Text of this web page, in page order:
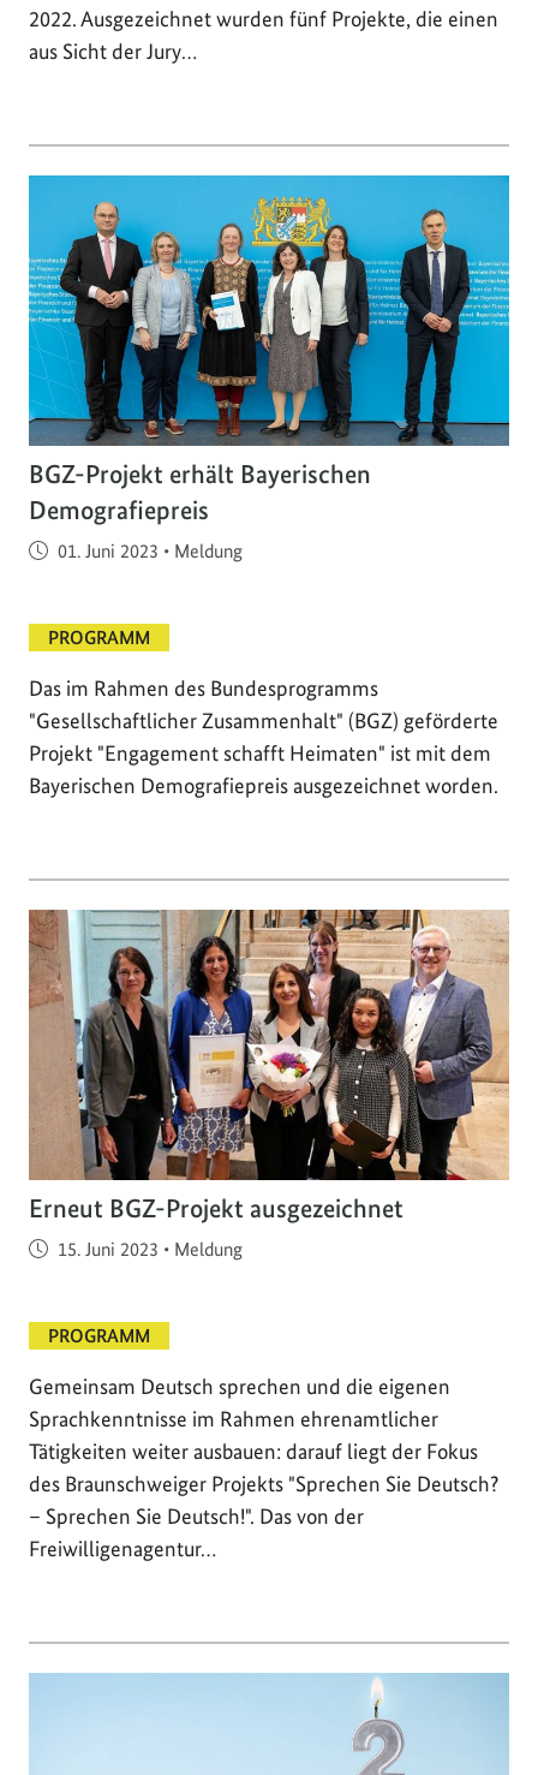
2022. Ausgezeichnet wurden fünf Projekte, die einen
aus Sicht der Jury…
BGZ-Projekt erhält Bayerischen
Demografiepreis
Veröffentlicht am
01. Juni 2023 • Meldung
PROGRAMM
Das im Rahmen des Bundesprogramms
"Gesellschaftlicher Zusammenhalt" (BGZ) geförderte
Projekt "Engagement schafft Heimaten" ist mit dem
Bayerischen Demografiepreis ausgezeichnet worden.
Erneut BGZ-Projekt ausgezeichnet
Veröffentlicht am
15. Juni 2023 • Meldung
PROGRAMM
Gemeinsam Deutsch sprechen und die eigenen
Sprachkenntnisse im Rahmen ehrenamtlicher
Tätigkeiten weiter ausbauen: darauf liegt der Fokus
des Braunschweiger Projekts "Sprechen Sie Deutsch?
– Sprechen Sie Deutsch!". Das von der
Freiwilligenagentur…